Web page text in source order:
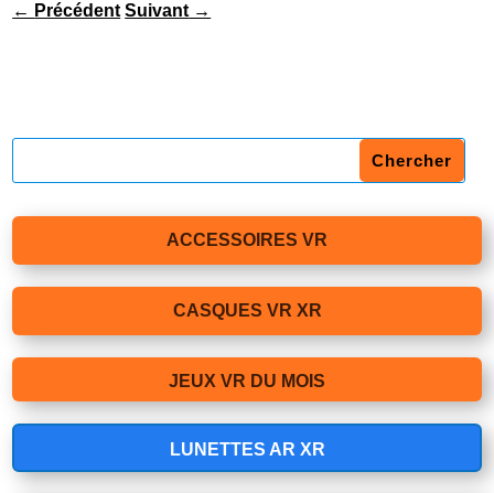
← Précédent Suivant→
ACCESSOIRES VR
CASQUES VR XR
JEUX VR DU MOIS
LUNETTES AR XR